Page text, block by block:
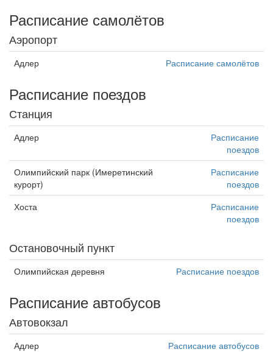
Расписание самолётов
Аэропорт
Адлер Расписание самолётов
Расписание поездов
Станция
Адлер
Расписание
поездов
Олимпийский парк (Имеретинский
курорт)
Расписание
поездов
Хоста
Расписание
поездов
Остановочный пункт
Олимпийская деревня Расписание поездов
Расписание автобусов
Автовокзал
Адлер
Расписание автобусов